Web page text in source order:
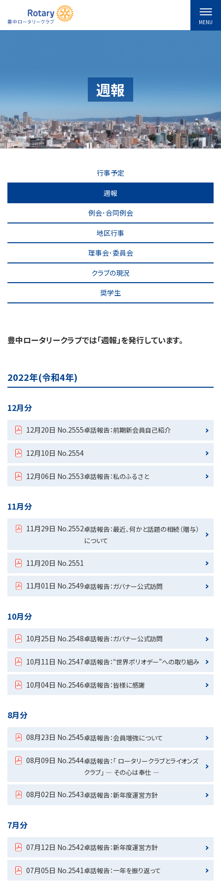
MENU
週報
行事予定
週報
例会･合同例会
地区行事
理事会･委員会
クラブの現況
奨学生
豊中ロータリークラブでは「週報」を発行しています。
2022年(令和4年)
12月分
12月20日 No.2555卓話報告：前期新会員自己紹介
12月10日 No.2554
12月06日 No.2553卓話報告：私のふるさと
11月分
11月29日 No.2552卓話報告：最近、何かと話題の相続（贈与）
について
11月20日 No.2551
11月01日 No.2549卓話報告：ガバナー公式訪問
10月分
10月25日 No.2548卓話報告：ガバナー公式訪問
10月11日 No.2547卓話報告：“世界ポリオデー”への取り組み
10月04日 No.2546卓話報告：皆様に感謝
8月分
08月23日 No.2545卓話報告：会員増強について
08月09日 No.2544卓話報告：「 ロータリークラブとライオンズ
クラブ」 ― その心は奉仕 ―
08月02日 No.2543卓話報告：新年度運営方針
7月分
07月12日 No.2542卓話報告：新年度運営方針
07月05日 No.2541卓話報告：一年を振り返って